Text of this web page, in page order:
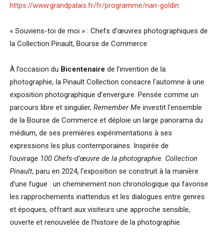
https://www.grandpalais.fr/fr/programme/nan-goldin
« Souviens-toi de moi » : Chefs d’œuvres photographiques de
la Collection Pinault, Bourse de Commerce
À l’occasion du Bicentenaire de l’invention de la
photographie, la Pinault Collection consacre l’automne à une
exposition photographique d’envergure. Pensée comme un
parcours libre et singulier, Remember Me investit l’ensemble
de la Bourse de Commerce et déploie un large panorama du
médium, de ses premières expérimentations à ses
expressions les plus contemporaines. Inspirée de
l’ouvrage 100 Chefs-d’œuvre de la photographie. Collection
Pinault, paru en 2024, l’exposition se construit à la manière
d’une fugue : un cheminement non chronologique qui favorise
les rapprochements inattendus et les dialogues entre genres
et époques, offrant aux visiteurs une approche sensible,
ouverte et renouvelée de l’histoire de la photographie.